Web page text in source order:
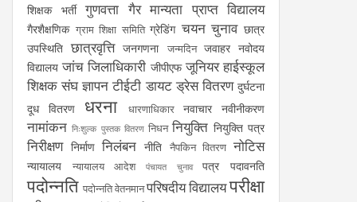
शिक्षक भर्ती
गुणवत्ता गैर मान्यता प्राप्त विद्यालय
गैरशैक्षणिक ग्राम शिक्षा समिति ग्रेडिंग चयन चुनाव छात्र
उपस्थिति छात्रवृत्ति जनगणना जन्मदिन जवाहर नवोदय
विद्यालय जांच जिलाधिकारी जीपीएफ जूनियर हाईस्कूल
शिक्षक संघ ज्ञापन टीईटी डायट ड्रेस वितरण दुर्घटना
दूध वितरण
धरना धारणाधिकार नवाचार नवीनीकरण
नामांकन निःशुल्क पुस्तक वितरण निधन नियुक्ति नियुक्ति पत्र
निरीक्षण निर्माण निलंबन नीति नैपकिन वितरण नोटिस
न्यायालय न्यायालय आदेश पंचायत चुनाव पत्र पदावनति
पदोन्नति पदोन्नति वेतनमानपरिषदीय विद्यालयपरीक्षा